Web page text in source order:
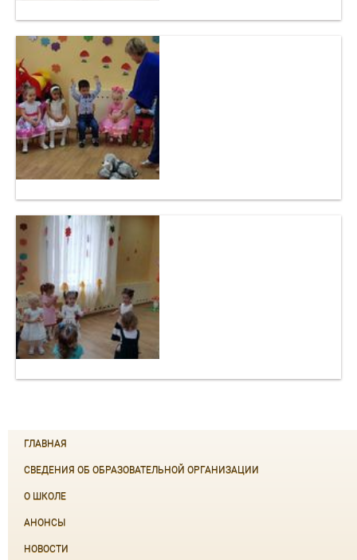
ГЛАВНАЯ
СВЕДЕНИЯ ОБ ОБРАЗОВАТЕЛЬНОЙ ОРГАНИЗАЦИИ
О ШКОЛЕ
АНОНСЫ
НОВОСТИ